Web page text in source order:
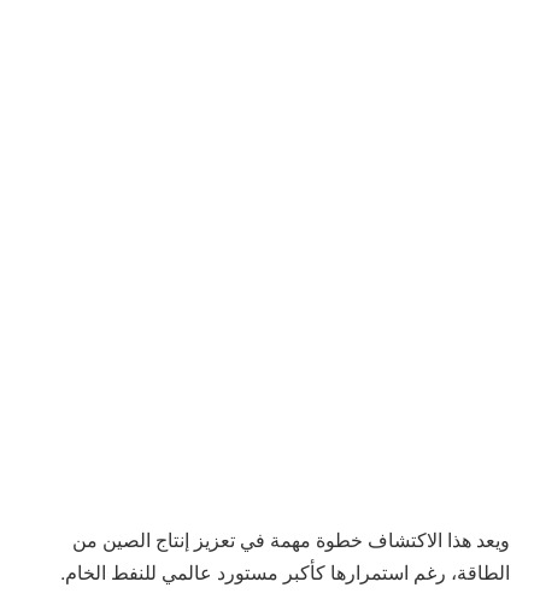
ويعد هذا الاكتشاف خطوة مهمة في تعزيز إنتاج الصين من
الطاقة، رغم استمرارها كأكبر مستورد عالمي للنفط الخام.